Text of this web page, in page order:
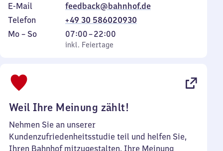
E-Mail
feedback@bahnhof.de
Telefon
+49 30 586020930
Montag
Mo – So,
inkl. Feiertage
07:00–22:00
Von
7
inkl. Feiertage
Weil Ihre Meinung zählt!
Nehmen Sie an unserer
Kundenzufriedenheitsstudie teil und helfen Sie,
Ihren Bahnhof mitzugestalten. Ihre Meinung